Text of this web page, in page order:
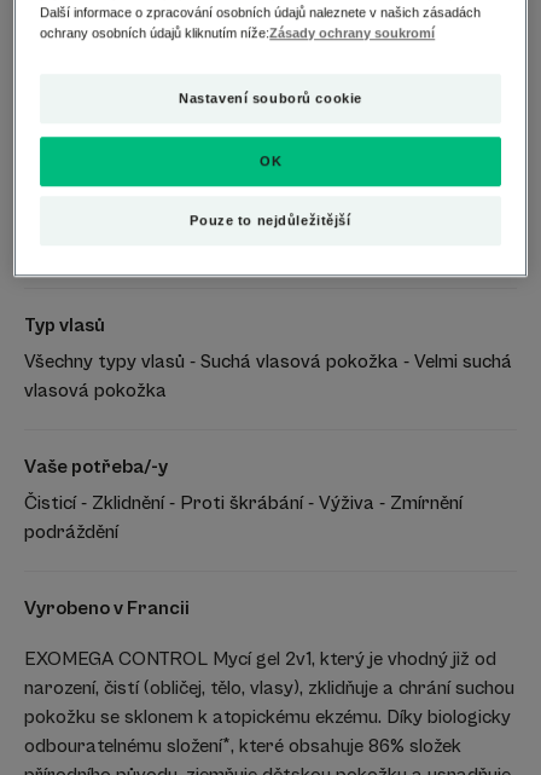
Děti - Dospělí - Novorozenci
Tělo - obličej
Typ vlasů
Všechny typy vlasů - Suchá vlasová pokožka - Velmi suchá
vlasová pokožka
Vaše potřeba/-y
Čisticí - Zklidnění - Proti škrábání - Výživa - Zmírnění
podráždění
Vyrobeno v Francii
EXOMEGA CONTROL Mycí gel 2v1, který je vhodný již od
narození, čistí (obličej, tělo, vlasy), zklidňuje a chrání suchou
pokožku se sklonem k atopickému ekzému. Díky biologicky
odbouratelnému složení*, které obsahuje 86% složek
Další informace o zpracování osobních údajů naleznete v našich zásadách
ochrany osobních údajů kliknutím níže:Zásady ochrany soukromí
Nastavení souborů cookie
Pouze to nejdůležitější
OK